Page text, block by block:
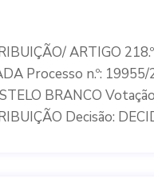
ARTIGO
Processo n.º:
BRANCO
Decisão: